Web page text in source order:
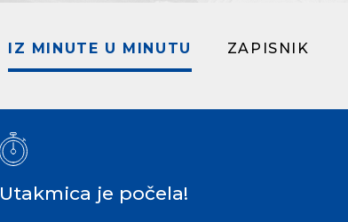
IZ MINUTE U MINUTU ZAPISNIK
Utakmica je počela!